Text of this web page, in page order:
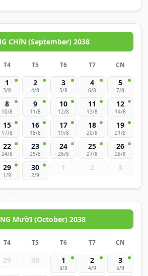
CHíN (September) 2038
T4 T5 T6 T7 CN
1
3/8
2
4/8
3
5/8
4
6/8
5
7/8
8
10/8
9
11/8
10
12/8
11
13/8
12
14/8
15
17/8
16
18/8
17
19/8
18
20/8
19
21/8
22
24/8
23
25/8
24
26/8
25
27/8
26
28/8
29
1/9
30
2/9
1 2 3
MườI (October) 2038
T4 T5 T6 T7 CN
29 30 1
3/9
2
4/9
3
5/9